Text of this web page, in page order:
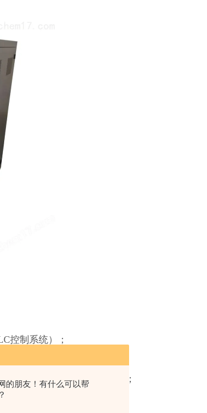
的朋友！有什么可以帮
控制系统）
；
调节流量计的流量自动换气；
板架